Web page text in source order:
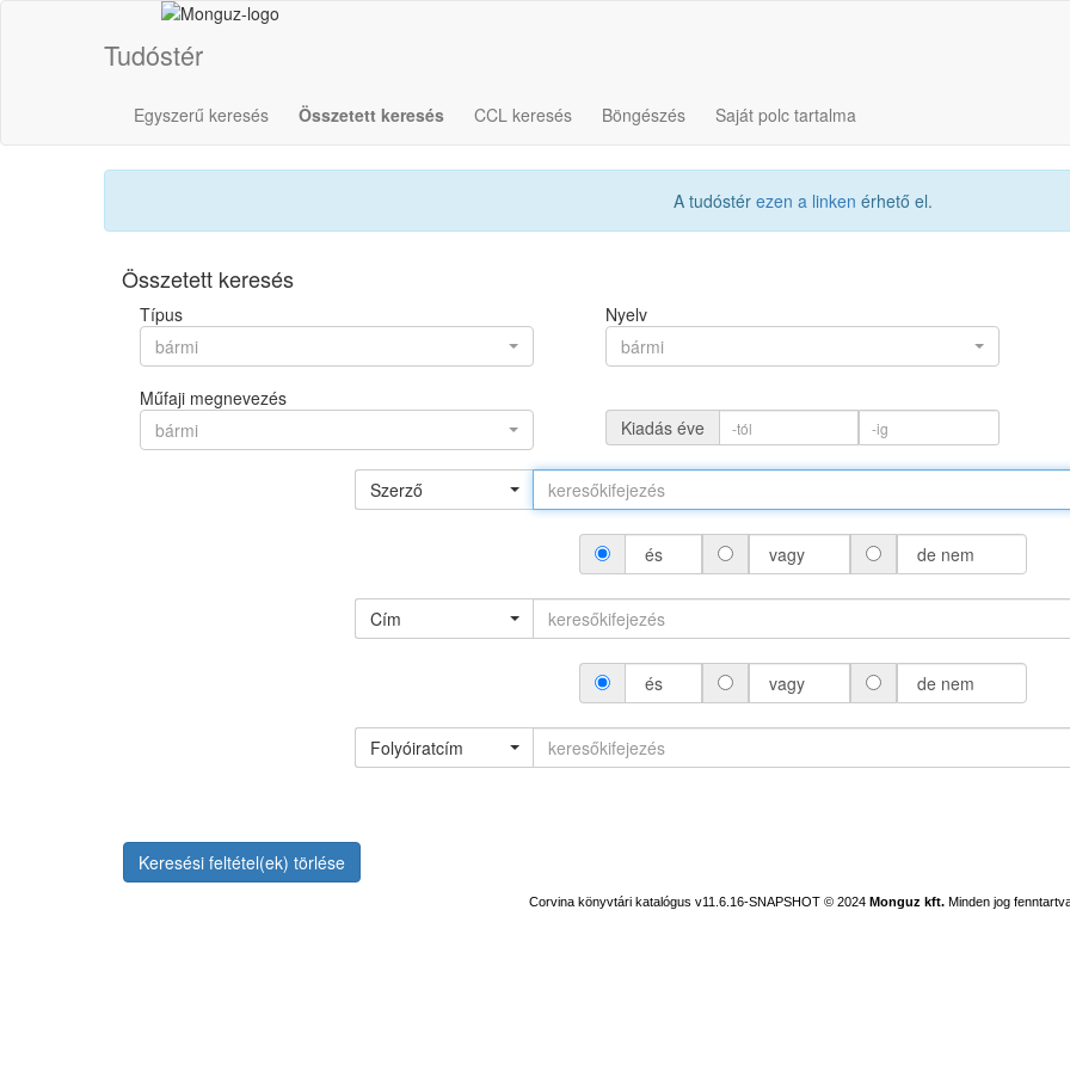
Tudóstér
Egyszerű keresés Összetett keresés CCL keresés Böngészés Saját polc tartalma
A tudóstér ezen a linken érhető el.
Összetett keresés
Típus
bármi
Nyelv
bármi
Műfaji megnevezés
bármi
Kiadás éve
Szerző
és vagy de nem
Cím
és vagy de nem
Folyóiratcím
Keresési feltétel(ek) törlése
Corvina könyvtári katalógus v11.6.16-SNAPSHOT © 2024 Monguz kft. Minden jog